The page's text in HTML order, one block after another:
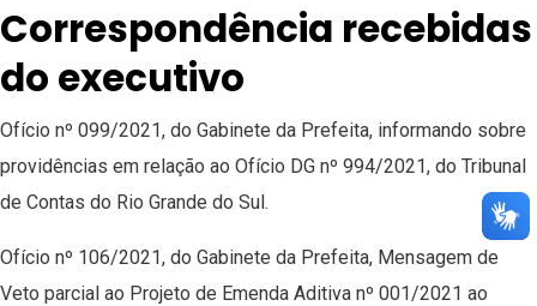
Correspondência recebidas
do executivo
Ofício nº 099/2021, do Gabinete da Prefeita, informando sobre
providências em relação ao Ofício DG nº 994/2021, do Tribunal
de Contas do Rio Grande do Sul.
Ofício nº 106/2021, do Gabinete da Prefeita, Mensagem de
Veto parcial ao Projeto de Emenda Aditiva nº 001/2021 ao